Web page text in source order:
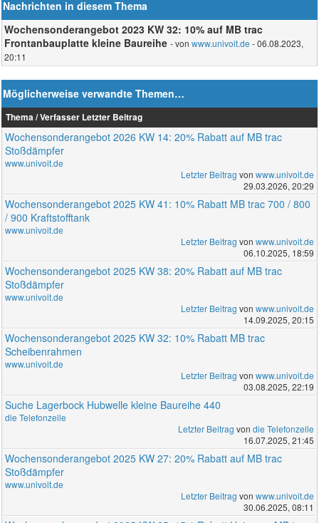
Nachrichten in diesem Thema
Wochensonderangebot 2023 KW 32: 10% auf MB trac
Frontanbauplatte kleine Baureihe - vonwww.univoit.de - 06.08.2023,
20:11
Möglicherweise verwandte Themen…
Thema / Verfasser Letzter Beitrag
Wochensonderangebot 2026 KW 14: 20% Rabatt auf MB trac
Stoßdämpfer
www.univoit.de
Letzter Beitrag von www.univoit.de
29.03.2026, 20:29
Wochensonderangebot 2025 KW 41: 10% Rabatt MB trac 700 / 800
/ 900 Kraftstofftank
www.univoit.de
Letzter Beitrag von www.univoit.de
06.10.2025, 18:59
Wochensonderangebot 2025 KW 38: 20% Rabatt auf MB trac
Stoßdämpfer
www.univoit.de
Letzter Beitrag von www.univoit.de
14.09.2025, 20:15
Wochensonderangebot 2025 KW 32: 10% Rabatt MB trac
Scheibenrahmen
www.univoit.de
Letzter Beitrag von www.univoit.de
03.08.2025, 22:19
Suche Lagerbock Hubwelle kleine Baureihe 440
die Telefonzelle
Letzter Beitrag von die Telefonzelle
16.07.2025, 21:45
Wochensonderangebot 2025 KW 27: 20% Rabatt auf MB trac
Stoßdämpfer
www.univoit.de
Letzter Beitrag von www.univoit.de
30.06.2025, 08:11